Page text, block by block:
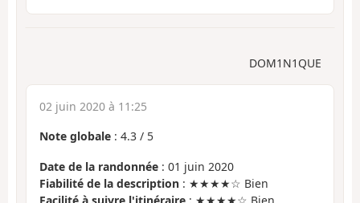
DOM1N1QUE
02 juin 2020 à 11:25
Note globale : 4.3 / 5
Date de la randonnée : 01 juin 2020
Fiabilité de la description : ★★★★☆ Bien